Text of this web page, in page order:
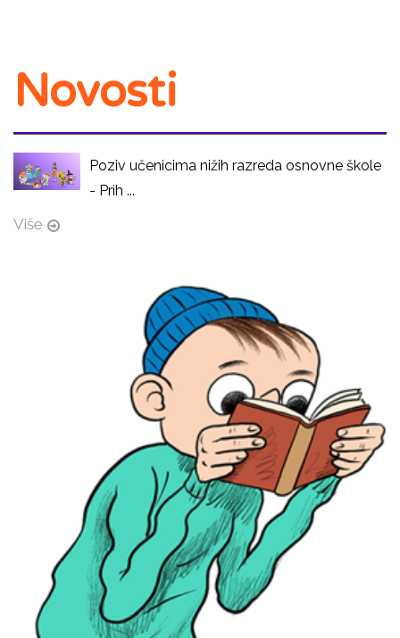
Novosti
Poziv učenicima nižih razreda osnovne škole
- Prih ...
Više